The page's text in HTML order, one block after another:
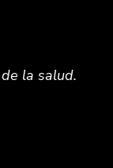
de la salud.